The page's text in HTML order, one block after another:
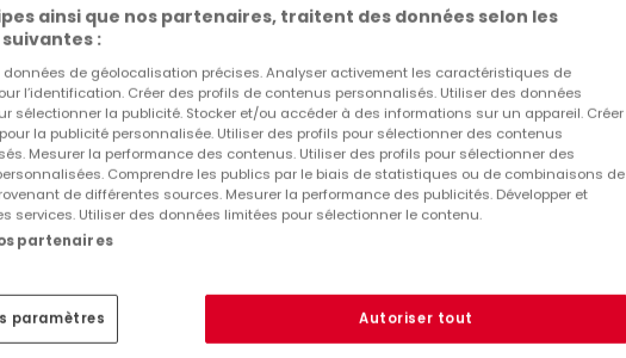
Conseils éco-habitat
ainsi que nos partenaires, traitent des données selon les
:
données de géolocalisation précises. Analyser activement les caractéristiques de
l’identification. Créer des profils de contenus personnalisés. Utiliser des données
sélectionner la publicité. Stocker et/ou accéder à des informations sur un appareil. Créer
la publicité personnalisée. Utiliser des profils pour sélectionner des contenus
Mesurer la performance des contenus. Utiliser des profils pour sélectionner des
Comprendre les publics par le biais de statistiques ou de combinaisons de
de différentes sources. Mesurer la performance des publicités. Développer et
services. Utiliser des données limitées pour sélectionner le contenu.
partenaires
paramètres Autoriser tout